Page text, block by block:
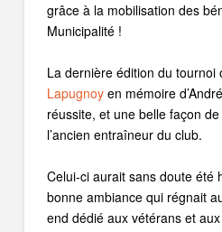
grâce à la mobilisation des
Municipalité !
La dernière édition du tournoi
Lapugnoyen mémoire
réussite, et une belle façon
l’ancien entraîneur du club.
Celui-ci aurait sans doute été
bonne ambiance qui régnait
end dédié aux vétérans et